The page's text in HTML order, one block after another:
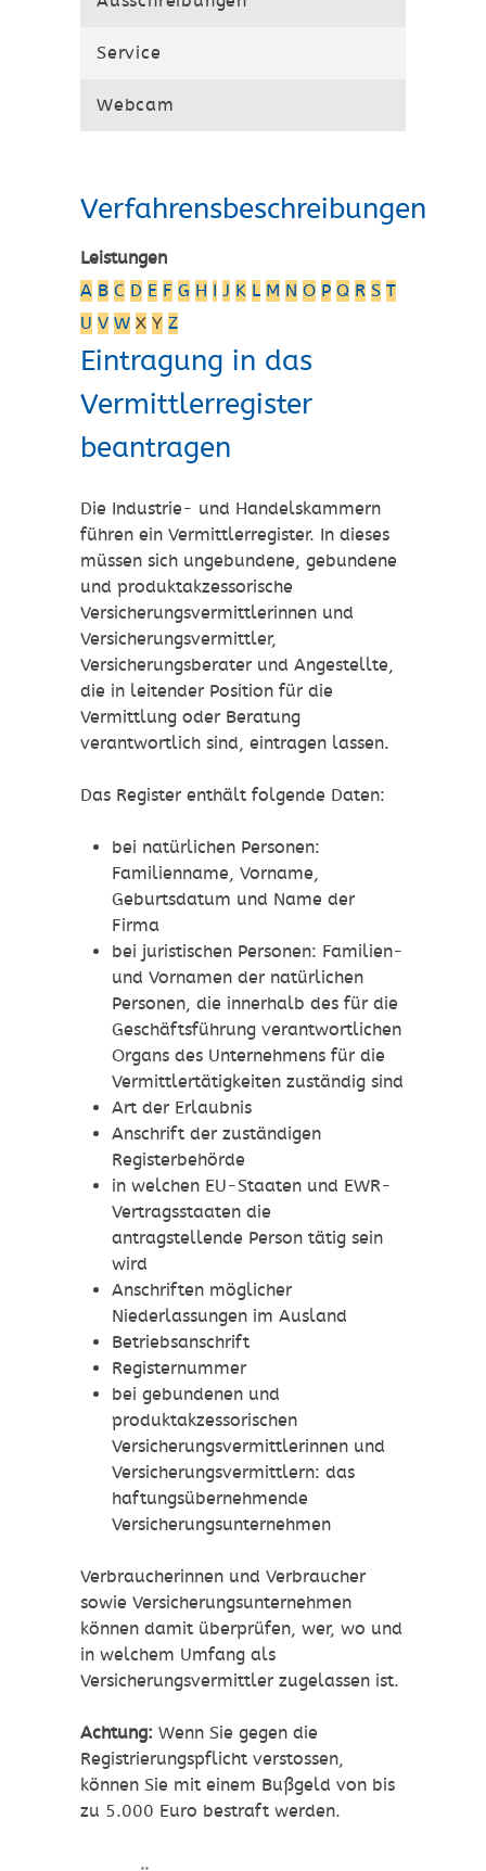
Service
Webcam
Verfahrensbeschreibungen
Leistungen
A B C D E F G H I J K L M N O P Q R S T
U V W X Y Z
Eintragung in das
Vermittlerregister
beantragen
Die Industrie- und Handelskammern
führen ein Vermittlerregister. In dieses
müssen sich ungebundene, gebundene
und produktakzessorische
Versicherungsvermittlerinnen und
Versicherungsvermittler,
Versicherungsberater und Angestellte,
die in leitender Position für die
Vermittlung oder Beratung
verantwortlich sind, eintragen lassen.
Das Register enthält folgende Daten:
bei natürlichen Personen:
Familienname, Vorname,
Geburtsdatum und Name der
Firma
bei juristischen Personen: Familien-
und Vornamen der natürlichen
Personen, die innerhalb des für die
Geschäftsführung verantwortlichen
Organs des Unternehmens für die
Vermittlertätigkeiten zuständig sind
Art der Erlaubnis
Anschrift der zuständigen
Registerbehörde
in welchen EU-Staaten und EWR-
Vertragsstaaten die
antragstellende Person tätig sein
wird
Anschriften möglicher
Niederlassungen im Ausland
Betriebsanschrift
Registernummer
bei gebundenen und
produktakzessorischen
Versicherungsvermittlerinnen und
Versicherungsvermittlern: das
haftungsübernehmende
Versicherungsunternehmen
Verbraucherinnen und Verbraucher
sowie Versicherungsunternehmen
können damit überprüfen, wer, wo und
in welchem Umfang als
Versicherungsvermittler zugelassen ist.
Achtung: Wenn Sie gegen die
Registrierungspflicht verstossen,
können Sie mit einem Bußgeld von bis
zu 5.000 Euro bestraft werden.